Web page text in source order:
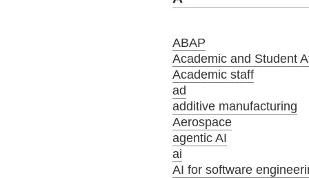
ABAP
Academic and Student
Academic staff
ad
additive manufacturing
Aerospace
agentic AI
ai
AI for software